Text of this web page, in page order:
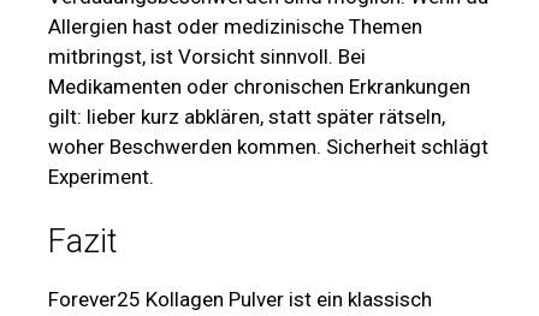
Allergien hast oder medizinische Themen
mitbringst, ist Vorsicht sinnvoll. Bei
Medikamenten oder chronischen Erkrankungen
gilt: lieber kurz abklären, statt später rätseln,
woher Beschwerden kommen. Sicherheit schlägt
Experiment.
Fazit
Forever25 Kollagen Pulver ist ein klassisch